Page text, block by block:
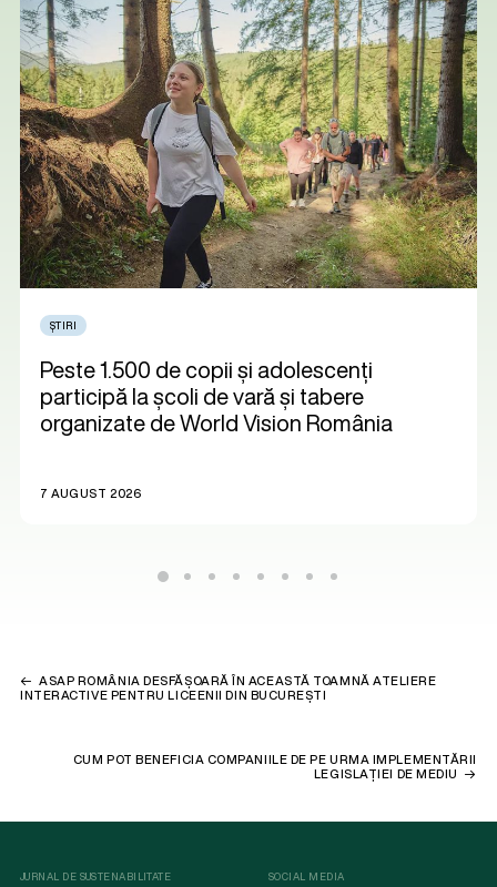
ȘTIRI
Peste 1.500 de copii și adolescenți
participă la școli de vară și tabere
organizate de World Vision România
7 AUGUST 2026
ASAP ROMÂNIA DESFĂȘOARĂ ÎN ACEASTĂ TOAMNĂ ATELIERE
INTERACTIVE PENTRU LICEENII DIN BUCUREȘTI
CUM POT BENEFICIA COMPANIILE DE PE URMA IMPLEMENTĂRII
LEGISLAȚIEI DE MEDIU
JURNAL DE SUSTENABILITATE SOCIAL MEDIA